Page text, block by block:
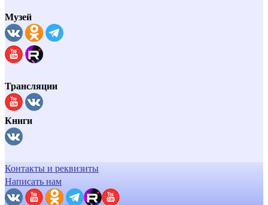
Музей
Трансляции
Книги
Контакты и реквизиты
Написать нам